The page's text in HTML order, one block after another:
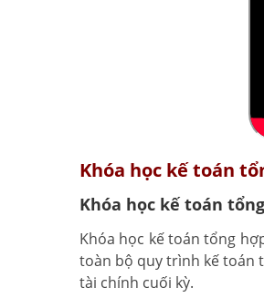
Khóa học kế toán
Khóa học kế toán
Khóa học kế toán tổng
toàn bộ quy trình kế toán
tài chính cuối kỳ.